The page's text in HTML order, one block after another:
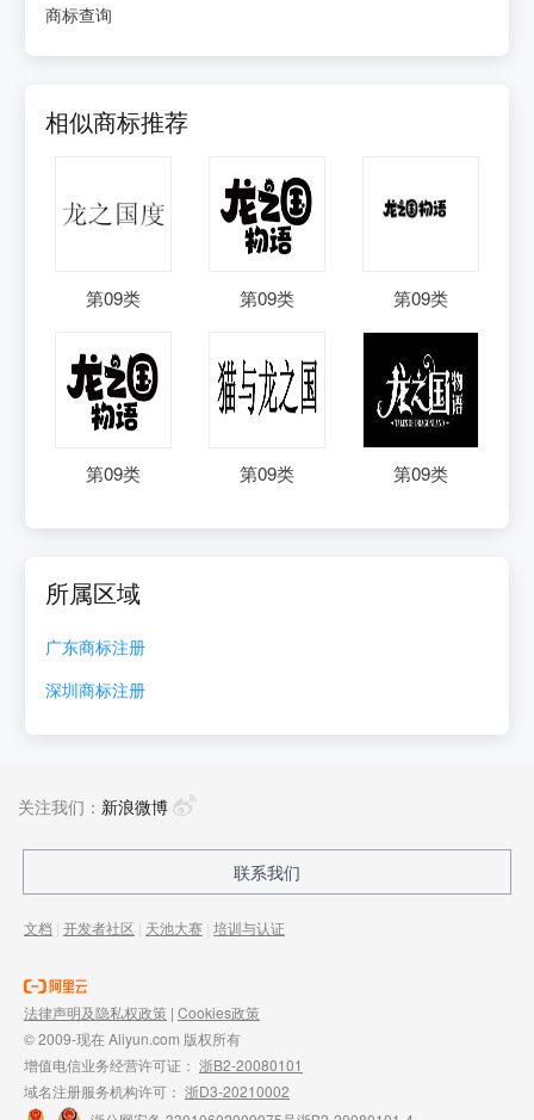
商标查询
相似商标推荐
第09类 第09类 第09类
第09类 第09类 第09类
所属区域
广东商标注册
深圳商标注册